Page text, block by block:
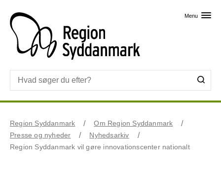
Menu
Region Syddanmark
Om Region Syddanmark
Presse og nyheder
Nyhedsarkiv
Region Syddanmark vil gøre innovationscenter nationalt